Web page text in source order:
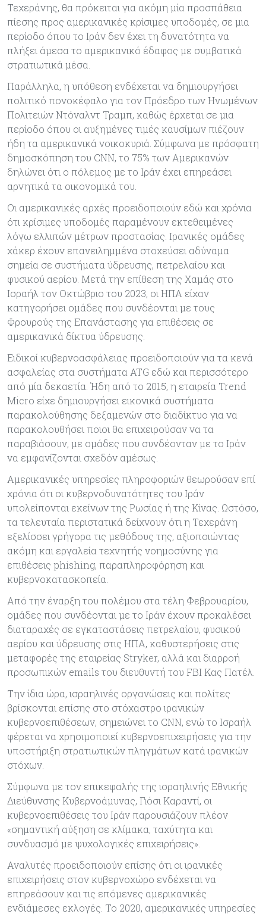
Τεχεράνης, θα πρόκειται για ακόμη μία προσπάθεια
πίεσης προς αμερικανικές κρίσιμες υποδομές, σε μια
περίοδο όπου το Ιράν δεν έχει τη δυνατότητα να
πλήξει άμεσα το αμερικανικό έδαφος με συμβατικά
στρατιωτικά μέσα.
Παράλληλα, η υπόθεση ενδέχεται να δημιουργήσει
πολιτικό πονοκέφαλο για τον Πρόεδρο των Ηνωμένων
Πολιτειών Ντόναλντ Τραμπ, καθώς έρχεται σε μια
περίοδο όπου οι αυξημένες τιμές καυσίμων πιέζουν
ήδη τα αμερικανικά νοικοκυριά. Σύμφωνα με πρόσφατη
δημοσκόπηση του CNN, το 75% των Αμερικανών
δηλώνει ότι ο πόλεμος με το Ιράν έχει επηρεάσει
αρνητικά τα οικονομικά του.
Οι αμερικανικές αρχές προειδοποιούν εδώ και χρόνια
ότι κρίσιμες υποδομές παραμένουν εκτεθειμένες
λόγω ελλιπών μέτρων προστασίας. Ιρανικές ομάδες
χάκερ έχουν επανειλημμένα στοχεύσει αδύναμα
σημεία σε συστήματα ύδρευσης, πετρελαίου και
φυσικού αερίου. Μετά την επίθεση της Χαμάς στο
Ισραήλ τον Οκτώβριο του 2023, οι ΗΠΑ είχαν
κατηγορήσει ομάδες που συνδέονται με τους
Φρουρούς της Επανάστασης για επιθέσεις σε
αμερικανικά δίκτυα ύδρευσης.
Ειδικοί κυβερνοασφάλειας προειδοποιούν για τα κενά
ασφαλείας στα συστήματα ATG εδώ και περισσότερο
από μία δεκαετία. Ήδη από το 2015, η εταιρεία Trend
Micro είχε δημιουργήσει εικονικά συστήματα
παρακολούθησης δεξαμενών στο διαδίκτυο για να
παρακολουθήσει ποιοι θα επιχειρούσαν να τα
παραβιάσουν, με ομάδες που συνδέονταν με το Ιράν
να εμφανίζονται σχεδόν αμέσως.
Αμερικανικές υπηρεσίες πληροφοριών θεωρούσαν επί
χρόνια ότι οι κυβερνοδυνατότητες του Ιράν
υπολείπονται εκείνων της Ρωσίας ή της Κίνας. Ωστόσο,
τα τελευταία περιστατικά δείχνουν ότι η Τεχεράνη
εξελίσσει γρήγορα τις μεθόδους της, αξιοποιώντας
ακόμη και εργαλεία τεχνητής νοημοσύνης για
επιθέσεις phishing, παραπληροφόρηση και
κυβερνοκατασκοπεία.
Από την έναρξη του πολέμου στα τέλη Φεβρουαρίου,
ομάδες που συνδέονται με το Ιράν έχουν προκαλέσει
διαταραχές σε εγκαταστάσεις πετρελαίου, φυσικού
αερίου και ύδρευσης στις ΗΠΑ, καθυστερήσεις στις
μεταφορές της εταιρείας Stryker, αλλά και διαρροή
προσωπικών emails του διευθυντή του FBI Κας Πατέλ.
Την ίδια ώρα, ισραηλινές οργανώσεις και πολίτες
βρίσκονται επίσης στο στόχαστρο ιρανικών
κυβερνοεπιθέσεων, σημειώνει το CNN, ενώ το Ισραήλ
φέρεται να χρησιμοποιεί κυβερνοεπιχειρήσεις για την
υποστήριξη στρατιωτικών πληγμάτων κατά ιρανικών
στόχων.
Σύμφωνα με τον επικεφαλής της ισραηλινής Εθνικής
Διεύθυνσης Κυβερνοάμυνας, Γιόσι Καραντί, οι
κυβερνοεπιθέσεις του Ιράν παρουσιάζουν πλέον
«σημαντική αύξηση σε κλίμακα, ταχύτητα και
συνδυασμό με ψυχολογικές επιχειρήσεις».
Αναλυτές προειδοποιούν επίσης ότι οι ιρανικές
επιχειρήσεις στον κυβερνοχώρο ενδέχεται να
επηρεάσουν και τις επόμενες αμερικανικές
ενδιάμεσες εκλογές. Το 2020, αμερικανικές υπηρεσίες